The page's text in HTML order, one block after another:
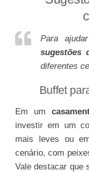
Para
sugestões
diferentes
Buffet
Em um
investir em um
mais leves ou
cenário, com
Vale destacar que